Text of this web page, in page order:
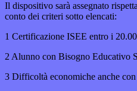
Il dispositivo sarà assegnato
conto dei criteri sotto elencati:
1 Certificazione ISEE entro i
2 Alunno con Bisogno Educativo
3 Difficoltà economiche anche